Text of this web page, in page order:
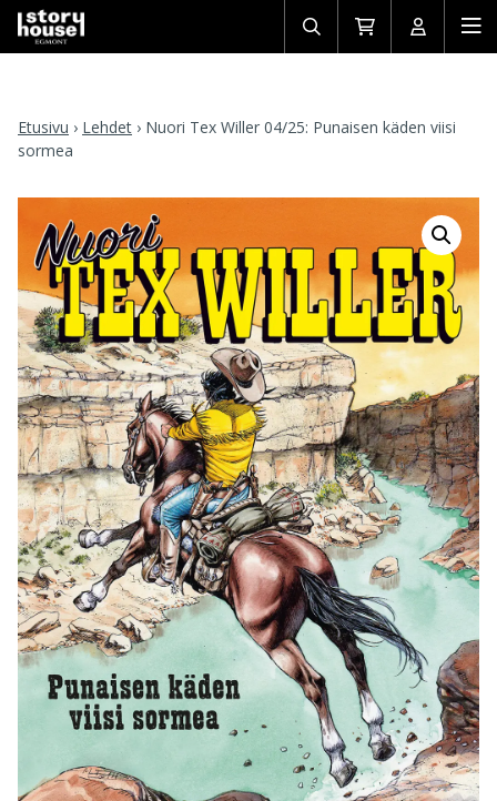
Avaa/sulje
haku
Siirry
ostoskoriin
Avaa/
Etusivu › Lehdet › Nuori Tex Willer 04/25: Punaisen käden viisi
sormea